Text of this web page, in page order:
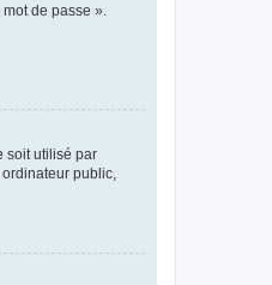
de passe ».
soit utilisé par
ordinateur public,